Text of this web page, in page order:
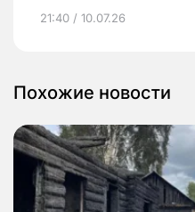
21:40 / 10.07.26
Похожие новости